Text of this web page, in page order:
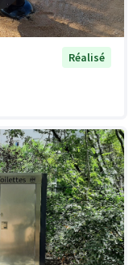
Réalisé